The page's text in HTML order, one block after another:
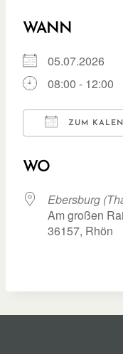
WANN
05.07.2026
08:00 - 12:00
ZUM
WO
Ebersburg
Am großen
36157, Rhön